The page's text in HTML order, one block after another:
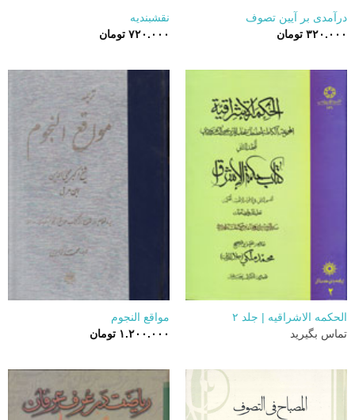
درآمدی بر آیین تصوف
۳۲۰.۰۰۰ تومان
نقشبندیه
۷۲۰.۰۰۰ تومان
الحکمه الاشراقیه | جلد ۲
تماس بگیرید
مواقع النجوم
۱.۲۰۰.۰۰۰ تومان